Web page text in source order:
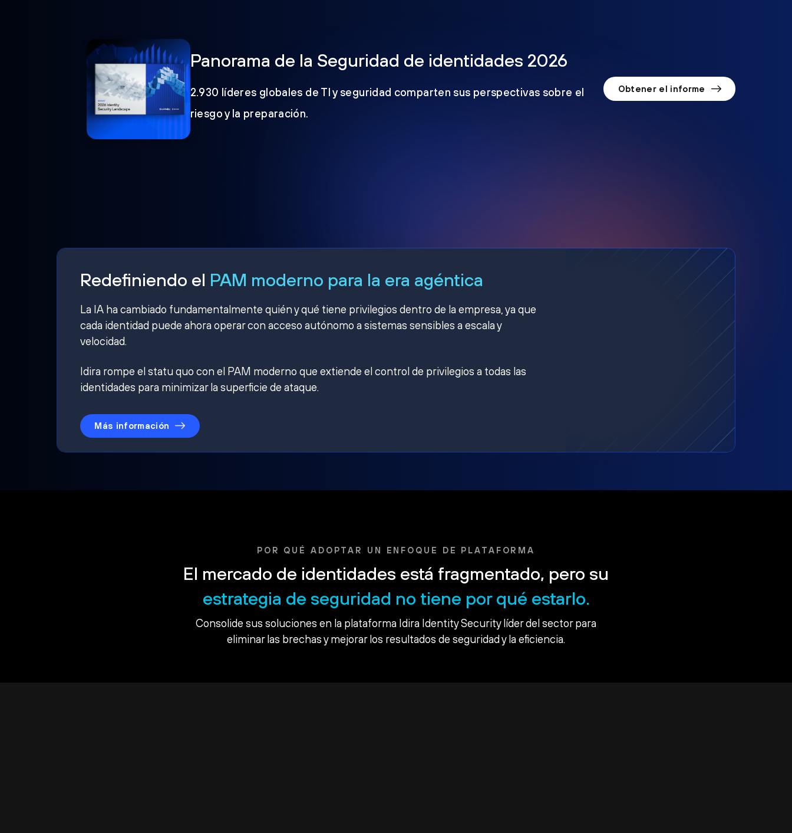
Panorama de la Seguridad de identidades 2026
2.930 líderes globales de TI y seguridad comparten sus perspectivas sobre el
riesgo y la preparación.
Obtener el informe
Redefiniendo el PAM moderno para la era agéntica
La IA ha cambiado fundamentalmente quién y qué tiene privilegios dentro de la empresa, ya que
cada identidad puede ahora operar con acceso autónomo a sistemas sensibles a escala y
velocidad.
Idira rompe el statu quo con el PAM moderno que extiende el control de privilegios a todas las
identidades para minimizar la superficie de ataque.
Más información
POR QUÉ ADOPTAR UN ENFOQUE DE PLATAFORMA
El mercado de identidades está fragmentado, pero su
estrategia de seguridad no tiene por qué estarlo.
Consolide sus soluciones en la plataforma Idira Identity Security líder del sector para
eliminar las brechas y mejorar los resultados de seguridad y la eficiencia.